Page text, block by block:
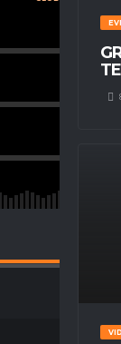
0%